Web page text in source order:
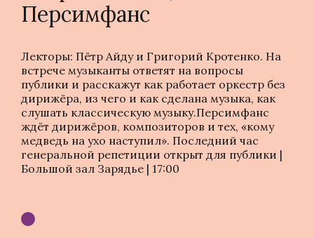
Персимфанс
Лекторы: Пётр Айду и Григорий Кротенко. На
встрече музыканты ответят на вопросы
публики и расскажут как работает оркестр без
дирижёра, из чего и как сделана музыка, как
слушать классическую музыку.Персимфанс
ждёт дирижёров, композиторов и тех, «кому
медведь на ухо наступил». Последний час
генеральной репетиции открыт для публики |
Большой зал Зарядье | 17:00